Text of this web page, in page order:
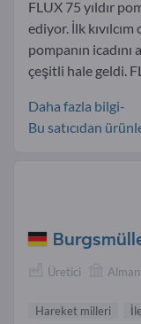
FLUX 75 yıldır
ediyor. İlk
pompanın
çeşitli hale geldi.
Daha fazla bilgi-
Bu satıcıdan
Üretici
Hareket milleri